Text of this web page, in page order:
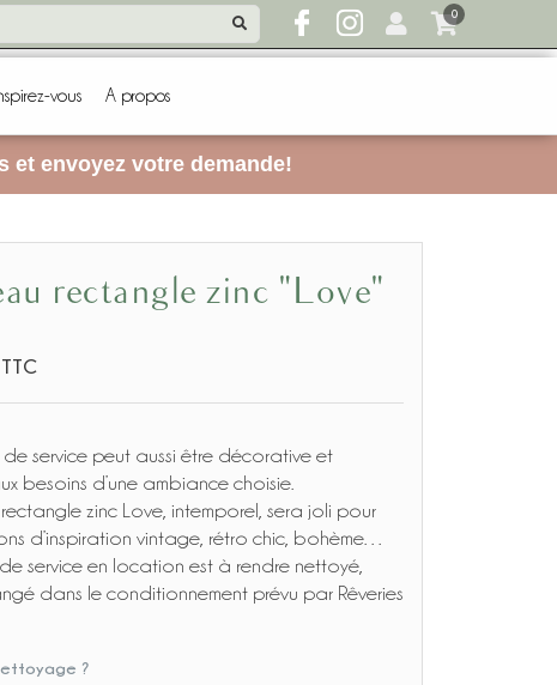
0
vous A propos
et envoyez votre demande!
rectangle zinc "Love"
TTC
de service peut aussi être décorative et
besoins d’une ambiance choisie.
zinc Love, intemporel, sera joli pour
d’inspiration vintage, rétro chic, bohème…
service en location est à rendre nettoyé,
dans le conditionnement prévu par Rêveries
?